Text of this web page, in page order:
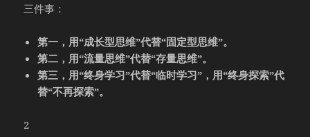
三件事：
第一，用“成长型思维”代替“固定型思维”。
第二，用“流量思维”代替“存量思维”。
第三，用“终身学习”代替“临时学习”，用“终身探索”代
替“不再探索”。
2